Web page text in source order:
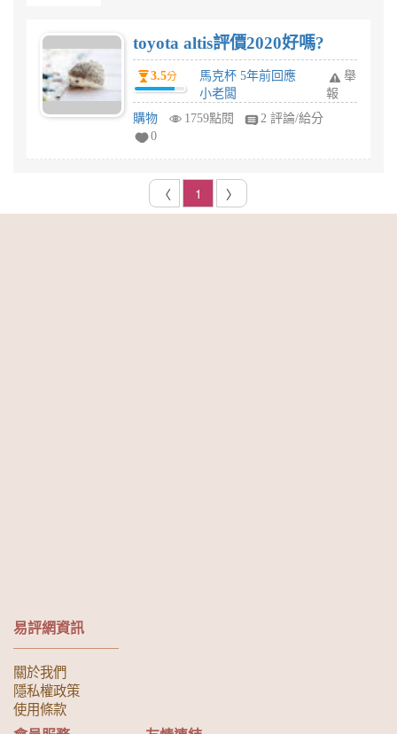
toyota altis評價2020好嗎?
3.5分
馬克杯 5年前回應
小老闆
舉
報
購物
1759點閱
2 評論/給分
0
〈 1 〉
易評網資訊
關於我們
隱私權政策
使用條款